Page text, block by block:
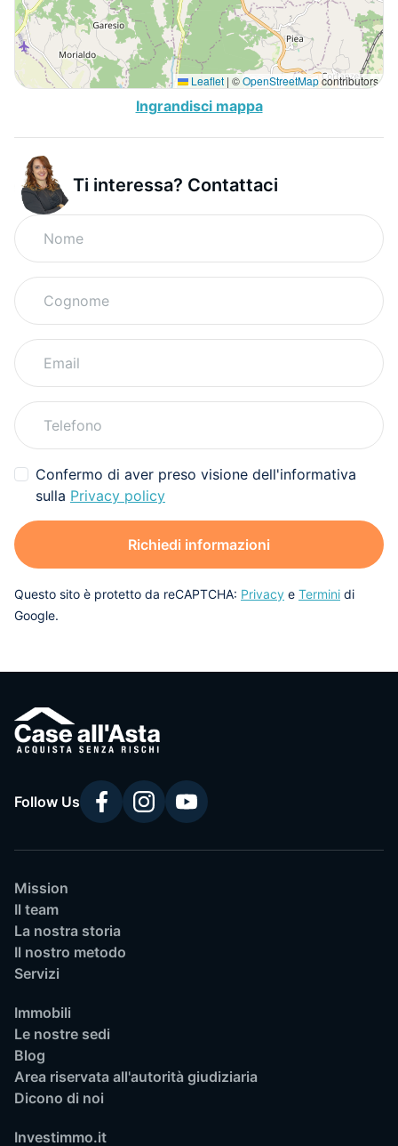
Leaflet | ©OpenStreetMapcontributors
Ingrandisci mappa
Ti interessa? Contattaci
Confermo di aver preso visione dell'informativa
sulla Privacy policy
Richiedi informazioni
Questo sito è protetto da reCAPTCHA: Privacy e Termini di
Google.
Follow Us
Mission
Il team
La nostra storia
Il nostro metodo
Servizi
Immobili
Le nostre sedi
Blog
Area riservata all'autorità giudiziaria
Dicono di noi
Investimmo.it